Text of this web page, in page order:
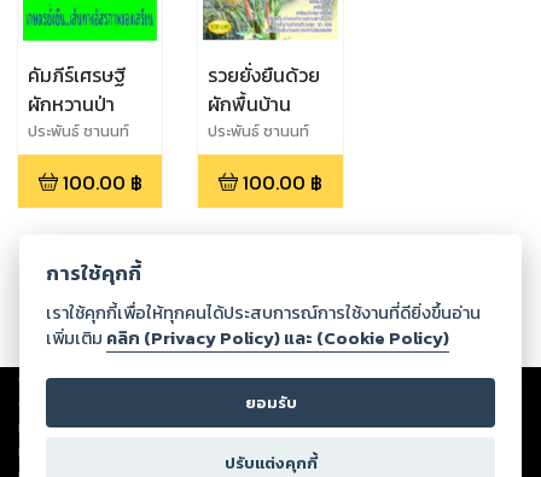
คัมภีร์เศรษฐี
ผักหวานป่า
ประพันธ์ ชานนท์
100.00 ฿
รวยยั่งยืนด้วย
ผักพื้นบ้าน
ประพันธ์ ชานนท์
100.00 ฿
Copyright ©2026Storylog Co., Ltd. - สตอรี่ล็อกขอสงวนสิทธิ์ไม่รับผิดชอบ
ต่อผลงานหรือเนื้อหาใดที่อัปโหลดผ่านเว็บไซต์และปรากฏว่าละเมิดสิทธิใน
ทรัพย์สินทางปัญญาของบุคคลอื่นหรือขัดต่อกฎหมายและศีลธรรม ดังนั้น ผู้อ่าน
ทุกท่านโปรดใช้วิจารณญาณในการกลั่นกรองด้วยตนเอง และหากท่านพบว่าส่วน
การใช้คุกกี้
เราใช้คุกกี้เพื่อให้ทุกคนได้ประสบการณ์การใช้งานที่ดียิ่งขึ้นอ่าน
เพิ่มเติม คลิก (Privacy Policy) และ (Cookie Policy)
ยอมรับ
ปรับแต่งคุกกี้